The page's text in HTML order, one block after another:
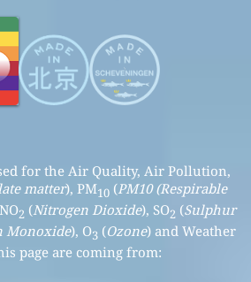
for the Air Quality, Air Pollution,
matter), PM10(PM10 (Respirable
2 (Nitrogen Dioxide), SO2 (Sulphur
Monoxide), O3 (Ozone) and Weather
page are coming from: